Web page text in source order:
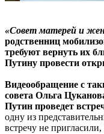
«Совет матерей и
родственниц
требуют вернуть их
Путину провести
Видеообращение с
совета Ольга
Путин проведет
одну из
встречу не